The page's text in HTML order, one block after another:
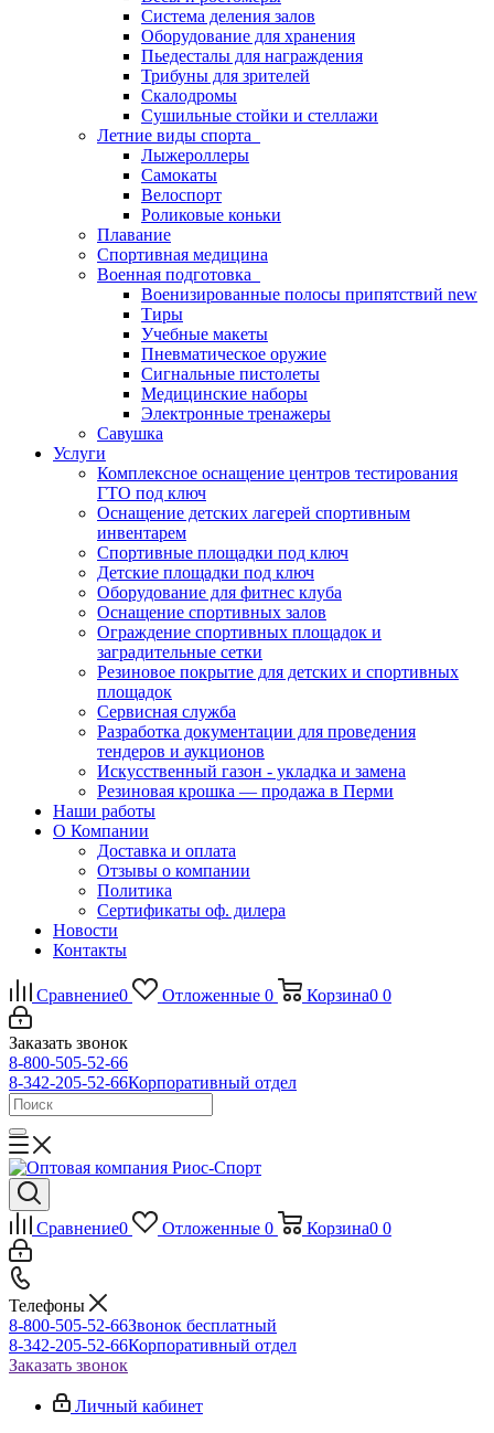
Система деления залов
Оборудование для хранения
Пьедесталы для награждения
Трибуны для зрителей
Скалодромы
Сушильные стойки и стеллажи
Летние виды спорта
Лыжероллеры
Самокаты
Велоспорт
Роликовые коньки
Плавание
Спортивная медицина
Военная подготовка
Военизированные полосы припятствий new
Тиры
Учебные макеты
Пневматическое оружие
Сигнальные пистолеты
Медицинские наборы
Электронные тренажеры
Савушка
Услуги
Комплексное оснащение центров тестирования
ГТО под ключ
Оснащение детских лагерей спортивным
инвентарем
Спортивные площадки под ключ
Детские площадки под ключ
Оборудование для фитнес клуба
Оснащение спортивных залов
Ограждение спортивных площадок и
заградительные сетки
Резиновое покрытие для детских и спортивных
площадок
Сервисная служба
Разработка документации для проведения
тендеров и аукционов
Искусственный газон - укладка и замена
Резиновая крошка — продажа в Перми
Наши работы
О Компании
Доставка и оплата
Отзывы о компании
Политика
Сертификаты оф. дилера
Новости
Контакты
Сравнение0 Отложенные 0 Корзина0 0
Заказать звонок
8-800-505-52-66
8-342-205-52-66Корпоративный отдел
Сравнение0 Отложенные 0 Корзина0 0
Телефоны
8-800-505-52-66Звонок бесплатный
8-342-205-52-66Корпоративный отдел
Заказать звонок
Личный кабинет